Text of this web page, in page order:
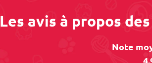
Les avis à propos
Note